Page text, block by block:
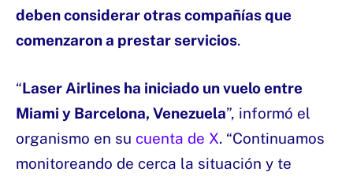
deben considerar otras compañías que
comenzaron a prestar servicios.
“Laser Airlines ha iniciado un vuelo entre
Miami y Barcelona, Venezuela”, informó el
organismo en su cuenta de X. “Continuamos
monitoreando de cerca la situación y te